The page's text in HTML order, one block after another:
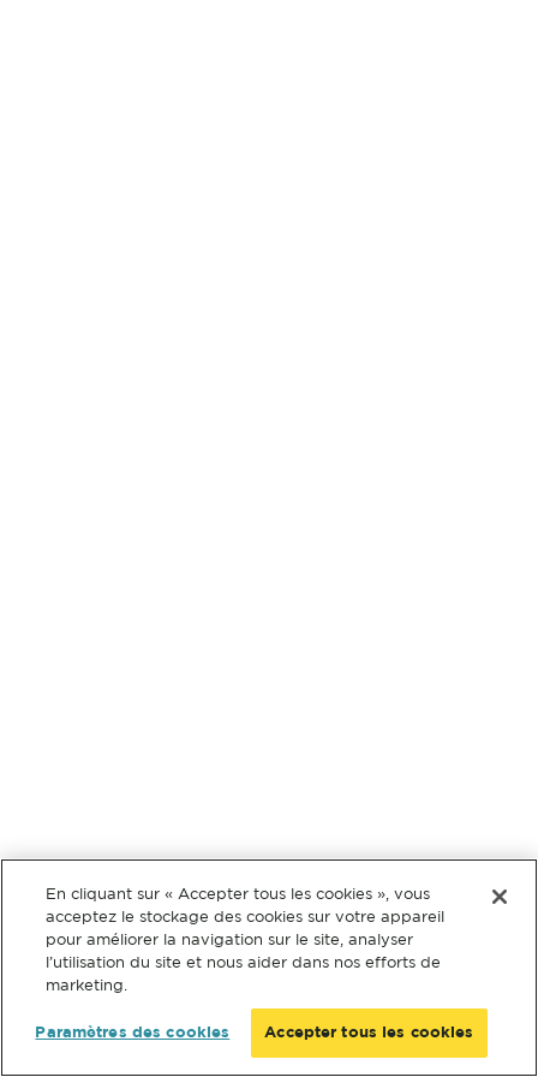
En cliquant sur « Accepter tous les cookies », vous
acceptez le stockage des cookies sur votre appareil
pour améliorer la navigation sur le site, analyser
l’utilisation du site et nous aider dans nos efforts de
marketing.
Paramètres des cookies Accepter tous les cookies